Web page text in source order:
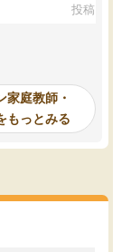
で、当初は模試でD判定
習室が毎日使えていつ
るのが心強かったよう
です。
投稿日：
家庭教師・
もっとみる